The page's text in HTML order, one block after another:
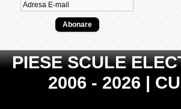
PIESE SCULE
2006 - 2026 |